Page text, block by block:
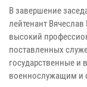
В завершение
лейтенант
высокий
поставленных
государственные
военнослужащим и